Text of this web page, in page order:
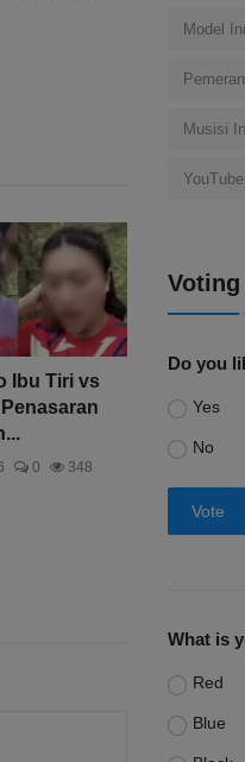
Ibu Tiri vs
0 348
Model
Musisi
Voting
Do you
Yes
No
Vote
What is
Red
Blue